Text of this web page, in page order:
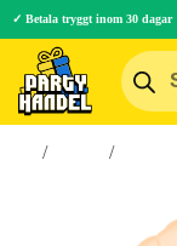
✓ Betala tryggt inom 30 dagar
/ /